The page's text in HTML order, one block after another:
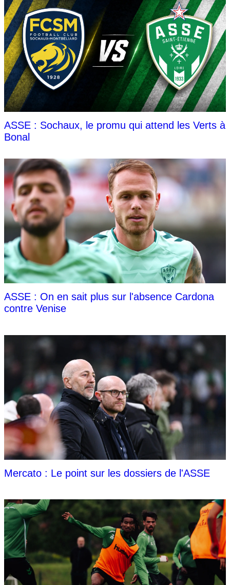
ASSE : Sochaux, le promu qui attend les Verts à
Bonal
ASSE : On en sait plus sur l'absence Cardona
contre Venise
Mercato : Le point sur les dossiers de l'ASSE